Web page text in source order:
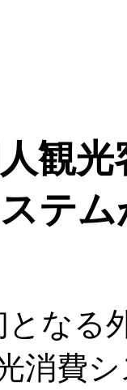
観
テ
となる
消費